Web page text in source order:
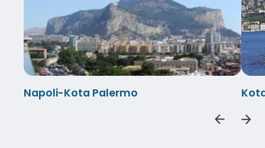
Napoli-Kota Palermo